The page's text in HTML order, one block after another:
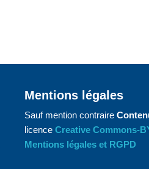
Mentions légales
Sauf mention contraire
licence Creative Commons-
Mentions légales et RGPD